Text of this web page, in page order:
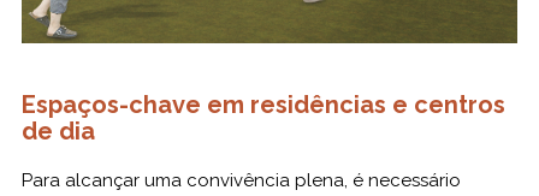
Espaços-chave em residências e centros
de dia
Para alcançar uma convivência plena, é necessário